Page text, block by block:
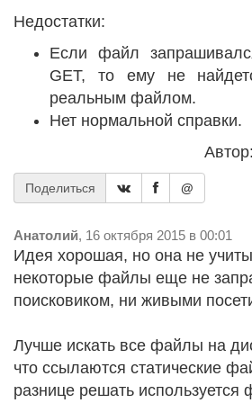
Недостатки:
Если файл
GET, то ему не
реальным файлом.
Нет нормальной справки.
Поделиться @
Анатолий, 16 октября 2015 в 00:01
Идея хорошая, но она не
некоторые файлы еще не
поисковиком, ни живыми
Лучше искать все файлы на
что ссылаются статические
разнице решать используется